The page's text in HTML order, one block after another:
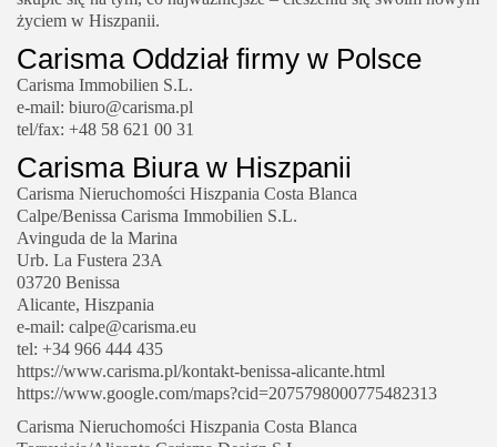
życiem w Hiszpanii.
Carisma Oddział firmy w Polsce
Carisma Immobilien S.L.
e-mail: biuro@carisma.pl
tel/fax: +48 58 621 00 31
Carisma Biura w Hiszpanii
Carisma Nieruchomości Hiszpania Costa Blanca
Calpe/Benissa Carisma Immobilien S.L.
Avinguda de la Marina
Urb. La Fustera 23A
03720 Benissa
Alicante, Hiszpania
e-mail: calpe@carisma.eu
tel: +34 966 444 435
https://www.carisma.pl/kontakt-benissa-alicante.html
https://www.google.com/maps?cid=2075798000775482313
Carisma Nieruchomości Hiszpania Costa Blanca